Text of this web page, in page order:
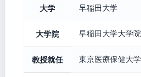
大学 早稲田大学
大学院 早稲田大学大学院
教授就任 東京医療保健大学